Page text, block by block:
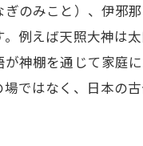
のみこと）、伊邪
例えば天照大神は
神棚を通じて家庭
ではなく、日本の